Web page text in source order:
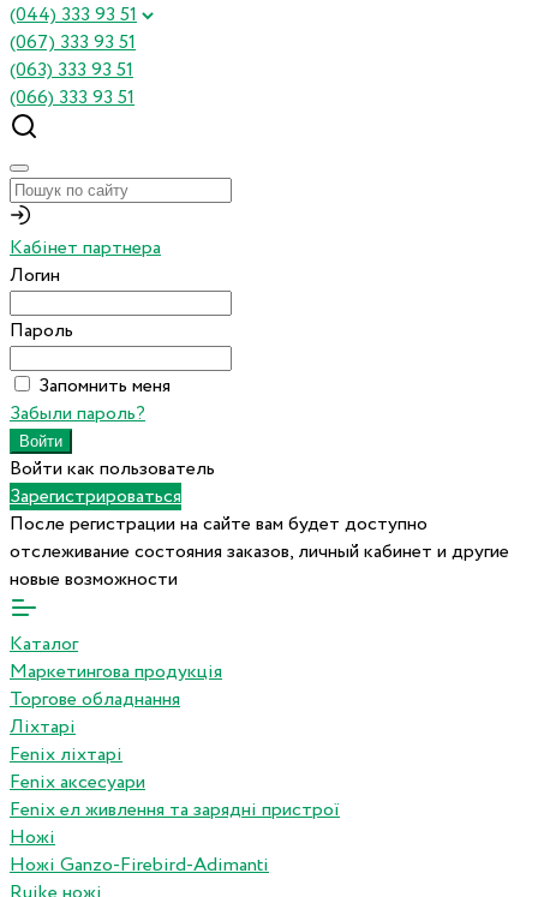
(044) 333 93 51
(067) 333 93 51
(063) 333 93 51
(066) 333 93 51
Кабінет партнера
Логин
Пароль
Запомнить меня
Забыли пароль?
Войти как пользователь
Зарегистрироваться
После регистрации на сайте вам будет доступно
отслеживание состояния заказов, личный кабинет и другие
новые возможности
Каталог
Маркетингова продукція
Торгове обладнання
Ліхтарі
Fenix ліхтарі
Fenix аксесуари
Fenix ел живлення та зарядні пристрої
Ножі
Ножі Ganzo-Firebird-Adimanti